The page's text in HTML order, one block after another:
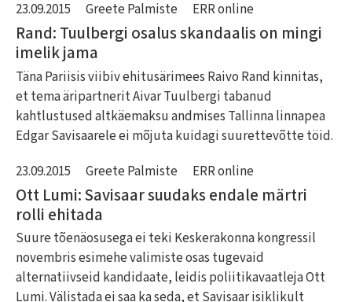
23.09.2015 Greete Palmiste ERR online
Rand: Tuulbergi osalus skandaalis on mingi
imelik jama
Täna Pariisis viibiv ehitusärimees Raivo Rand kinnitas,
et tema äripartnerit Aivar Tuulbergi tabanud
kahtlustused altkäemaksu andmises Tallinna linnapea
Edgar Savisaarele ei mõjuta kuidagi suurettevõtte töid.
23.09.2015 Greete Palmiste ERR online
Ott Lumi: Savisaar suudaks endale märtri
rolli ehitada
Suure tõenäosusega ei teki Keskerakonna kongressil
novembris esimehe valimiste osas tugevaid
alternatiivseid kandidaate, leidis poliitikavaatleja Ott
Lumi. Välistada ei saa ka seda, et Savisaar isiklikult